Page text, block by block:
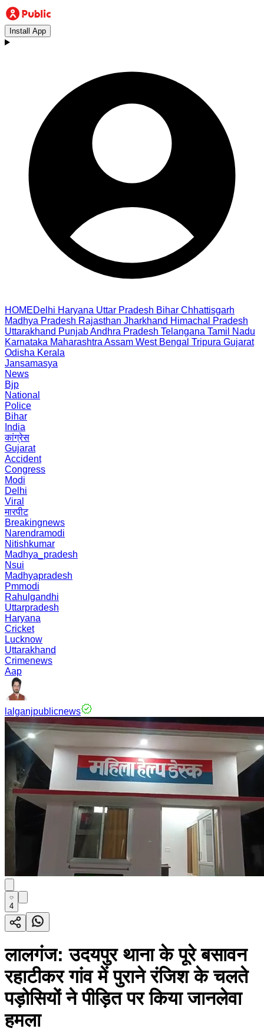
Install App
HOMEDelhi Haryana Uttar Pradesh Bihar Chhattisgarh
Madhya Pradesh Rajasthan Jharkhand Himachal Pradesh
Uttarakhand PunjabAndhra Pradesh Telangana Tamil Nadu
Karnataka Maharashtra Assam West Bengal Tripura Gujarat
Odisha Kerala
Jansamasya
News
Bjp
National
Police
Bihar
India
कांग्रेस
Gujarat
Accident
Congress
Modi
Delhi
Viral
मारपीट
Breakingnews
Narendramodi
Nitishkumar
Madhya_pradesh
Nsui
Madhyapradesh
Pmmodi
Rahulgandhi
Uttarpradesh
Haryana
Cricket
Lucknow
Uttarakhand
Crimenews
Aap
lalganjpublicnews
4
लालगंज: उदयपुर थाना के पूरे बसावन
रहाटीकर गांव में पुराने रंजिश के चलते
पड़ोसियों ने पीड़ित पर किया जानलेवा
हमला